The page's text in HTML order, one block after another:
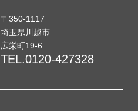
〒350-1117
埼玉県川越市
広栄町19-6
TEL.0120-427328